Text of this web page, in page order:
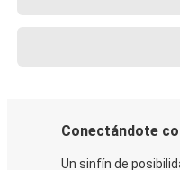
Conectándote
Un sinfín de